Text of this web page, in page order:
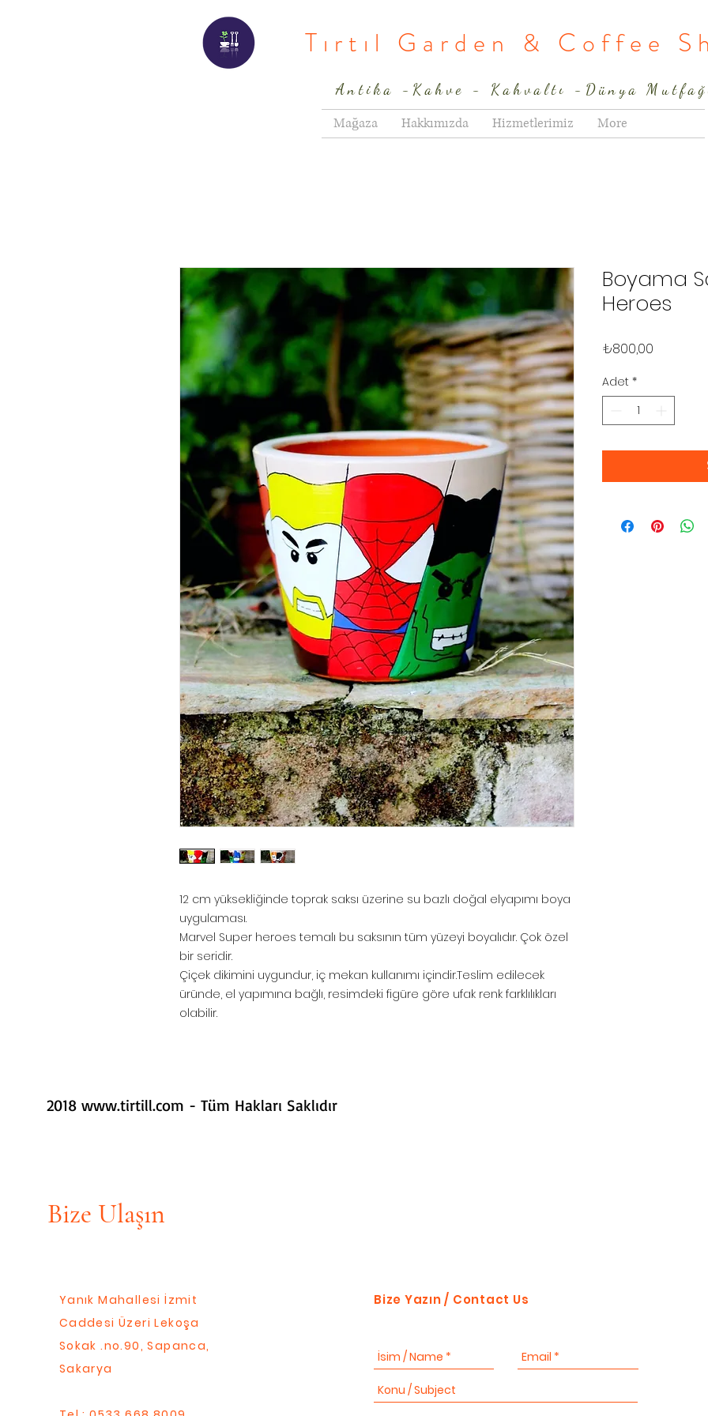
Tırtıl Garden & Coffee
Antika -Kahve - Kahvaltı -Dünya
Mağaza
Hakkımızda Hizmetlerimiz More
12 cm yüksekliğinde toprak saksı üzerine su bazlı doğal elyapımı boya
uygulaması.
Marvel Super heroes temalı bu saksının tüm yüzeyi boyalıdır. Çok özel
bir seridir.
Çiçek dikimini uygundur, iç mekan kullanımı içindir.Teslim edilecek
üründe, el yapımına bağlı, resimdeki figüre göre ufak renk farklılıkları
olabilir.
Boyama
Heroes
₺800,00
Adet *
2018 www.tirtill.com - Tüm Hakları Saklıdır
Bize Ulaşın
Yanık Mahallesi İzmit
Caddesi Üzeri Lekoşa
Sokak .no.90, Sapanca,
Sakarya
Bize Yazın / Contact Us